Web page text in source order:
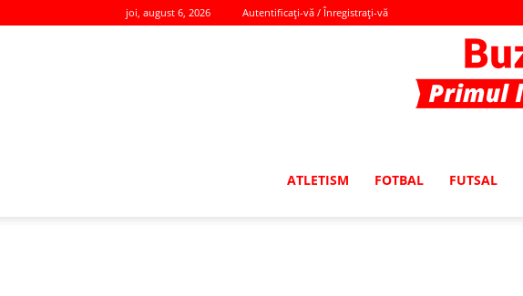
joi, august 6, 2026 Autentificați-vă / Înregistrați-vă
ATLETISM FOTBAL FUTSAL